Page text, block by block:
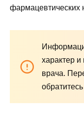
фармацевтических
характер и
врача.